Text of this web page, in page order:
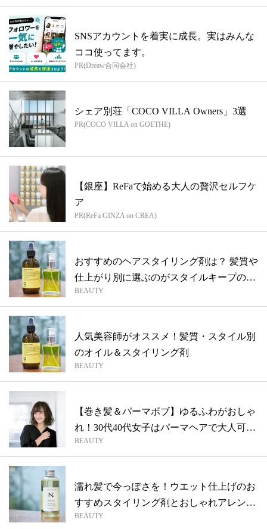
SNSアカウントを着実に成長。実はみんな
ココ使ってます。
PR(Dreaw合同会社)
シェア別荘「COCO VILLA Owners」3選
PR(COCO VILLA on GOETHE)
【銀座】ReFaで始める大人の贅沢セルフケ
ア
PR(ReFa GINZA on CREA)
おすすめのヘアスタイリング剤は？ 髪質や
仕上がり別に選ぶのがスタイルキープのコ
ツ...
BEAUTY
人気美容師がオススメ！髪質・スタイル別
のオイル＆スタイリング剤
BEAUTY
【巻き髪＆パーマボブ】ゆるふわがおしゃ
れ！30代40代女子はパーマヘアで大人可
愛...
BEAUTY
濡れ髪で今っぽさを！ウエット仕上げのお
すすめスタイリング剤とおしゃれアレンジ
方法
BEAUTY